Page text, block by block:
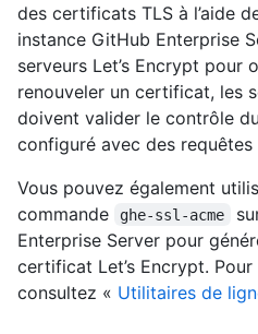
des certificats TLS à l’aide
instance GitHub Enterprise
serveurs Let’s Encrypt
renouveler un certificat, les
doivent valider le contrôle
configuré avec des requêtes
Vous pouvez également
commande
ghe-ssl-acme
Enterprise Server pour
certificat Let’s Encrypt. Pour
consultez « Utilitaires de